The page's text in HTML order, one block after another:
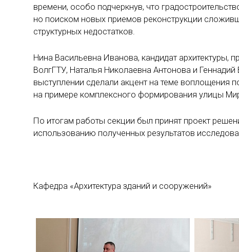
времени, особо подчеркнув, что
но поиском новых приемов реконструкции
структурных недостатков.
Нина Васильевна Иванова, кандидат архитектуры,
ВолгГТУ, Наталья Николаевна Антонова и
выступлении сделали акцент на теме воплощения
на примере комплексного формирования улицы
По итогам работы секции был принят проект
использованию полученных результатов
Кафедра «Архитектура зданий и сооружений»